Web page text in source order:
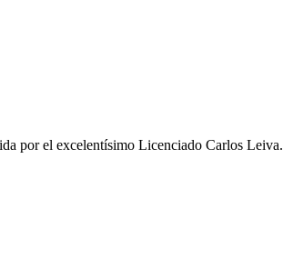
por el excelentísimo Licenciado Carlos Leiva.